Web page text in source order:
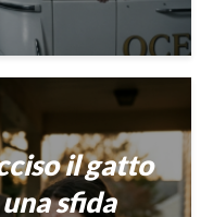
il gatto
sfida